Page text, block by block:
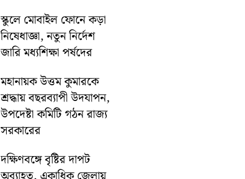
স্কুলে মোবাইল ফোনে কড়া
নিষেধাজ্ঞা, নতুন নির্দেশ
জারি মধ্যশিক্ষা পর্ষদের
মহানায়ক উত্তম কুমারকে
শ্রদ্ধায় বছরব্যাপী উদযাপন,
উপদেষ্টা কমিটি গঠন রাজ্য
সরকারের
দক্ষিণবঙ্গে বৃষ্টির দাপট